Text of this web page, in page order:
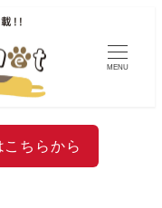
MENU
ちらから